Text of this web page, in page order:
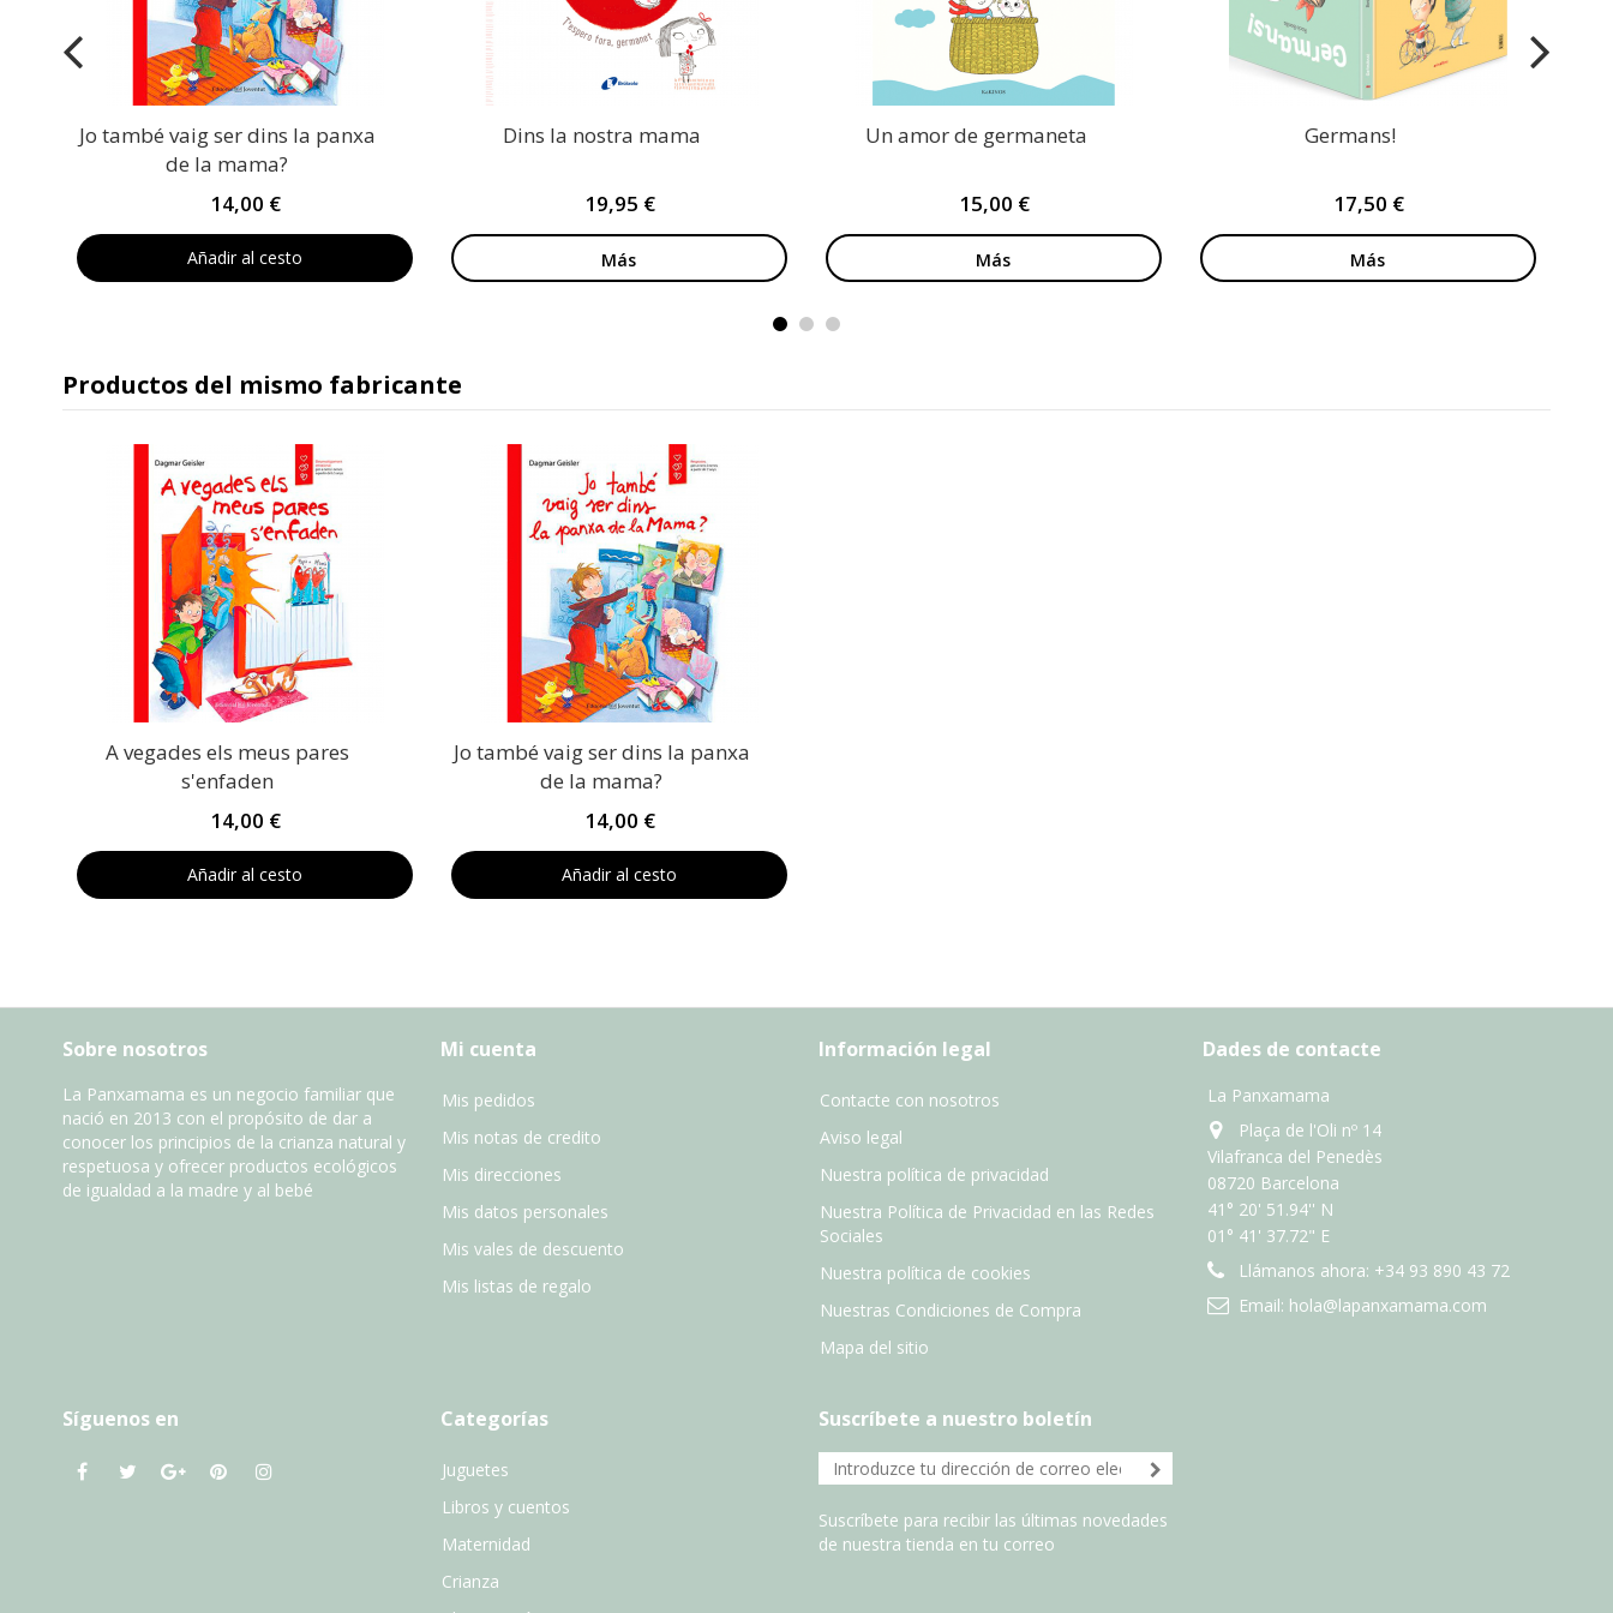
Jo també vaig ser dins la panxa
de la mama?
14,00 €
Añadir al cesto
Dins la nostra mama
19,95 €
Más
Un amor de germaneta
15,00 €
Más
Germans!
17,50 €
Más
Productos del mismo fabricante
A vegades els meus pares
s'enfaden
14,00 €
Añadir al cesto
Jo també vaig ser dins la panxa
de la mama?
14,00 €
Añadir al cesto
Sobre nosotros
La Panxamama es un negocio familiar que
nació en 2013 con el propósito de dar a
conocer los principios de la crianza natural y
respetuosa y ofrecer productos ecológicos
de igualdad a la madre y al bebé
Mi cuenta
Mis pedidos
Mis notas de credito
Mis direcciones
Mis datos personales
Mis vales de descuento
Mis listas de regalo
Información legal
Contacte con nosotros
Aviso legal
Nuestra política de privacidad
Nuestra Política de Privacidad en las Redes
Sociales
Nuestra política de cookies
Nuestras Condiciones de Compra
Mapa del sitio
Dades de contacte
La Panxamama
Plaça de l'Oli nº 14
Vilafranca del Penedès
08720 Barcelona
41° 20' 51.94'' N
01° 41' 37.72" E
Llámanos ahora: +34 93 890 43 72
Email: hola@lapanxamama.com
Síguenos en Categorías
Juguetes
Libros y cuentos
Maternidad
Crianza
Suscríbete a nuestro boletín
Suscríbete para recibir las últimas novedades
de nuestra tienda en tu correo